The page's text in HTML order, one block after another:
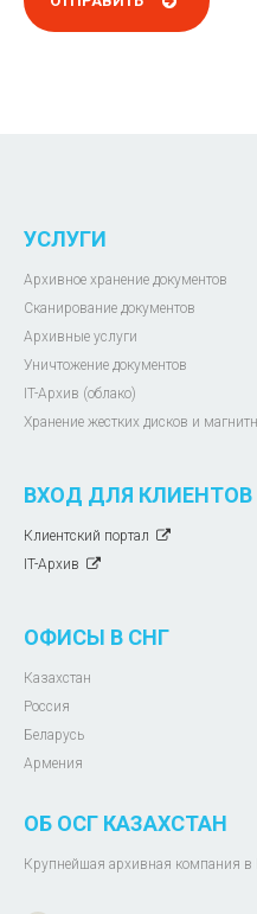
УСЛУГИ
Архивное хранение документов
Сканирование документов
Архивные услуги
Уничтожение документов
IT-Архив (облако)
Хранение жестких дисков и
ВХОД ДЛЯ КЛИЕНТОВ
Клиентский портал
IT-Архив
ОФИСЫ В СНГ
Казахстан
Россия
Беларусь
Армения
ОБ ОСГ КАЗАХСТАН
Крупнейшая архивная компания в